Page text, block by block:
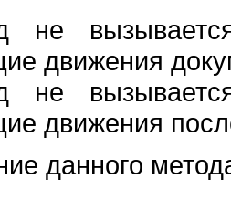
не
движения
не
движения
данного